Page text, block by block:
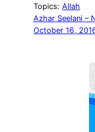
Topics: Allah
Azhar Seelani –
October 16,